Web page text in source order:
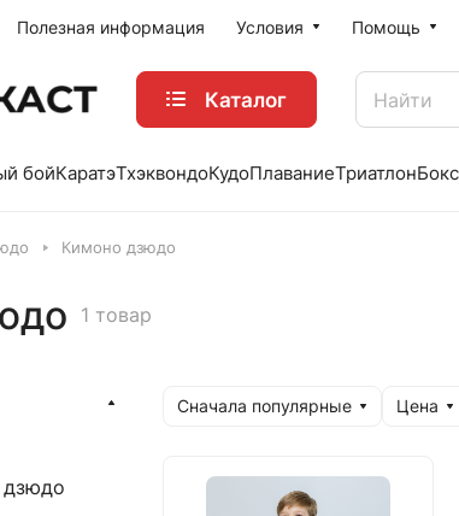
Полезная информация Условия Помощь
Каталог
бойКаратэТхэквондоКудоПлаваниеТриатлонБокс
Кимоно дзюдо
1 товар
Сначала популярные Цена